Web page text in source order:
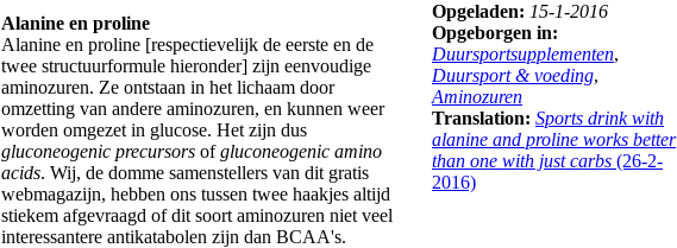
Opgeladen: 15-1-2016
Opgeborgen in:
Duursportsupplementen,
Duursport & voeding,
Aminozuren
Translation: Sports drink with
alanine and proline works better
than one with just carbs (26-2-
2016)
Alanine en proline
Alanine en proline [respectievelijk de eerste en de
twee structuurformule hieronder] zijn eenvoudige
aminozuren. Ze ontstaan in het lichaam door
omzetting van andere aminozuren, en kunnen weer
worden omgezet in glucose. Het zijn dus
gluconeogenic precursors ofgluconeogenic amino
acids. Wij, de domme samenstellers van dit gratis
webmagazijn, hebben ons tussen twee haakjes altijd
stiekem afgevraagd of dit soort aminozuren niet veel
interessantere antikatabolen zijn dan BCAA's.